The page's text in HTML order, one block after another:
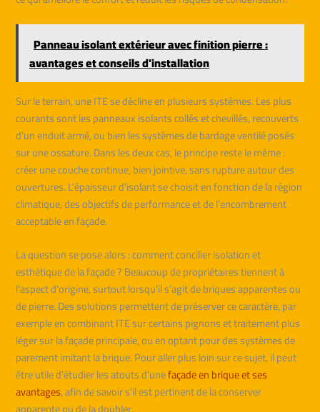
Panneau isolant extérieur avec finition pierre :
avantages et conseils d'installation
Sur le terrain, une ITE se décline en plusieurs systèmes. Les plus
courants sont les panneaux isolants collés et chevillés, recouverts
d’un enduit armé, ou bien les systèmes de bardage ventilé posés
sur une ossature. Dans les deux cas, le principe reste le même :
créer une couche continue, bien jointive, sans rupture autour des
ouvertures. L’épaisseur d’isolant se choisit en fonction de la région
climatique, des objectifs de performance et de l’encombrement
acceptable en façade.
La question se pose alors : comment concilier isolation et
esthétique de la façade ? Beaucoup de propriétaires tiennent à
l’aspect d’origine, surtout lorsqu’il s’agit de briques apparentes ou
de pierre. Des solutions permettent de préserver ce caractère, par
exemple en combinant ITE sur certains pignons et traitement plus
léger sur la façade principale, ou en optant pour des systèmes de
parement imitant la brique. Pour aller plus loin sur ce sujet, il peut
être utile d’étudier les atouts d’unefaçade en brique et ses
avantages, afin de savoir s’il est pertinent de la conserver